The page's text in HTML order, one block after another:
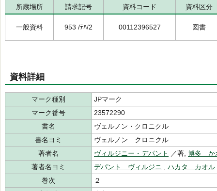
所蔵場所 請求記号 資料コード 資料区分
一般資料 953 /ﾃﾊ/2 00112396527 図書
資料詳細
マーク種別
JPマーク
マーク番号
23572290
書名
ヴェルノン・クロニクル
書名ヨミ
ヴェルノン クロニクル
著者名
ヴィルジニー・デパント ／著, 博多 か
著者名ヨミ
デパント ヴィルジニ
ハカタ カオル
巻次
２